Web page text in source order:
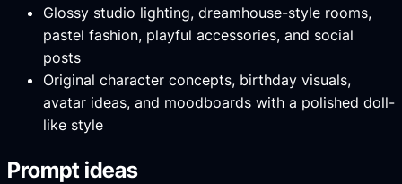
Glossy studio lighting, dreamhouse-style rooms,
pastel fashion, playful accessories, and social
posts
Original character concepts, birthday visuals,
avatar ideas, and moodboards with a polished doll-
like style
Prompt ideas